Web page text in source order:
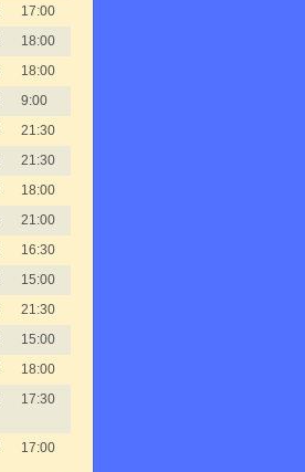
17:00
18:00
18:00
9:00
21:30
21:30
18:00
21:00
16:30
15:00
21:30
15:00
18:00
17:30
17:00